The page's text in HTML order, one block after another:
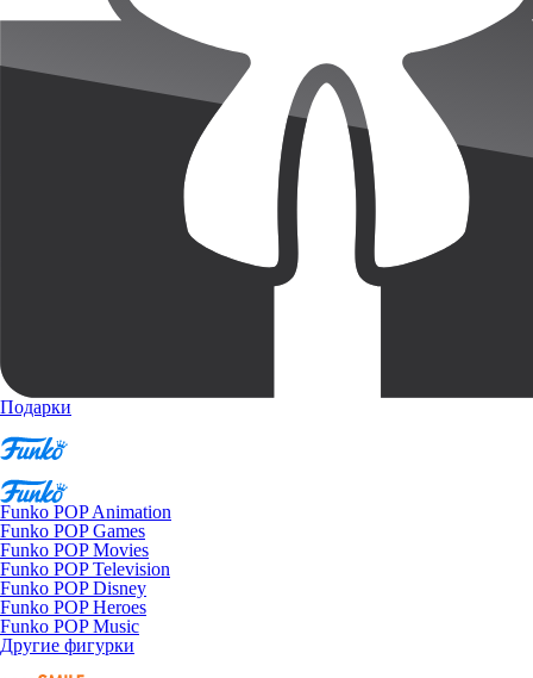
Подарки
Funko POP Animation
Funko POP Games
Funko POP Movies
Funko POP Television
Funko POP Disney
Funko POP Heroes
Funko POP Music
Другие фигурки